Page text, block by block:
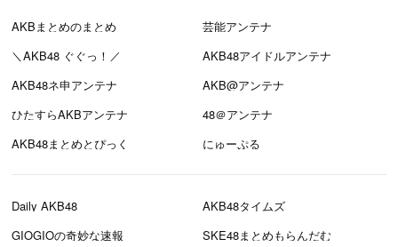
AKBまとめのまとめ
芸能アンテナ
＼AKB48 ぐぐっ！／
AKB48アイドルアンテナ
AKB48ネ申アンテナ
AKB@アンテナ
ひたすらAKBアンテナ
48＠アンテナ
AKB48まとめとぴっく
にゅーぷる
Daily AKB48
AKB48タイムズ
GIOGIOの奇妙な速報
SKE48まとめもらんだむ